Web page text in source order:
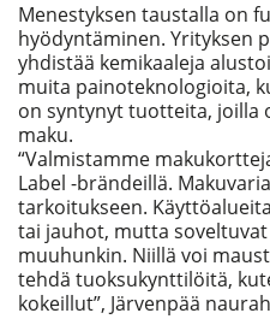
Menestyksen taustalla on
hyödyntäminen. Yrityksen
yhdistää kemikaaleja
muita painoteknologioita,
on syntynyt tuotteita, joilla
maku.
“Valmistamme
Label -brändeillä.
tarkoitukseen.
tai jauhot, mutta
muuhunkin. Niillä voi
tehdä tuoksukynttilöitä,
kokeillut”, Järvenpää